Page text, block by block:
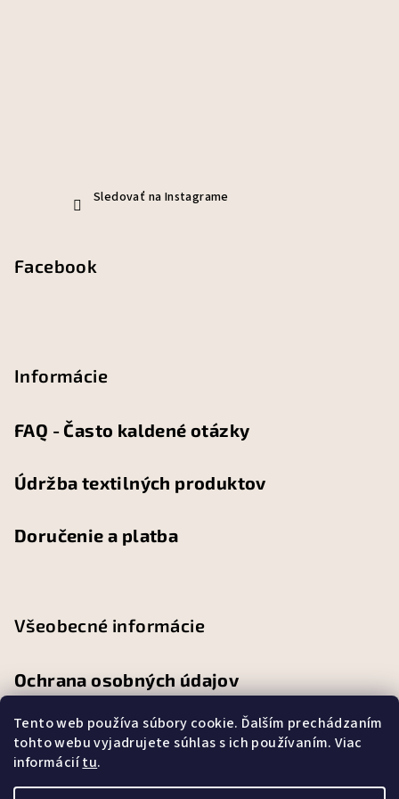
Tento web používa súbory cookie. Ďalším prechádzaním
tohto webu vyjadrujete súhlas s ich používaním. Viac
informáciítu.
Sledovať na Instagrame
Facebook
Informácie
FAQ - Často kaldené otázky
Údržba textilných produktov
Doručenie a platba
Všeobecné informácie
Ochrana osobných údajov
Obchodné podmienky
Reklamačný poriadok